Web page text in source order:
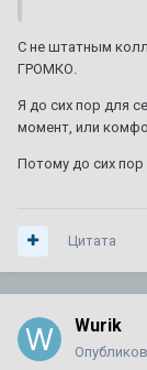
С не штатным
ГРОМКО.
Я до сих пор для
момент, или
Потому до сих пор
Цитата
Wurik